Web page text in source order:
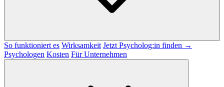
So funktioniert es Wirksamkeit Jetzt Psycholog:in finden →
Psychologen Kosten Für Unternehmen